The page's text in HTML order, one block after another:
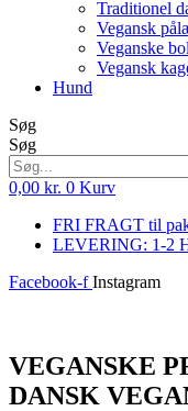
Traditionel
Vegansk
Veganske
Vegansk
Hund
Søg
Søg
0,00 kr. 0 Kurv
FRI FRAGT til
LEVERING: 1-2
Facebook-f Instagram
VEGANSKE
DANSK